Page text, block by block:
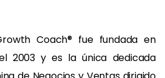
Coach® fue fundada en
2003 y es la única dedicada